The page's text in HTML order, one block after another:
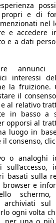
propri e di
nel
e accedere
e a dati
annunci
interessi
la fruizione.
il
al relativo
in basso a
opporsi al
luogo in
il consenso,
o analoghi
basati sulla
e
schermo,
archiviati
ogni volta